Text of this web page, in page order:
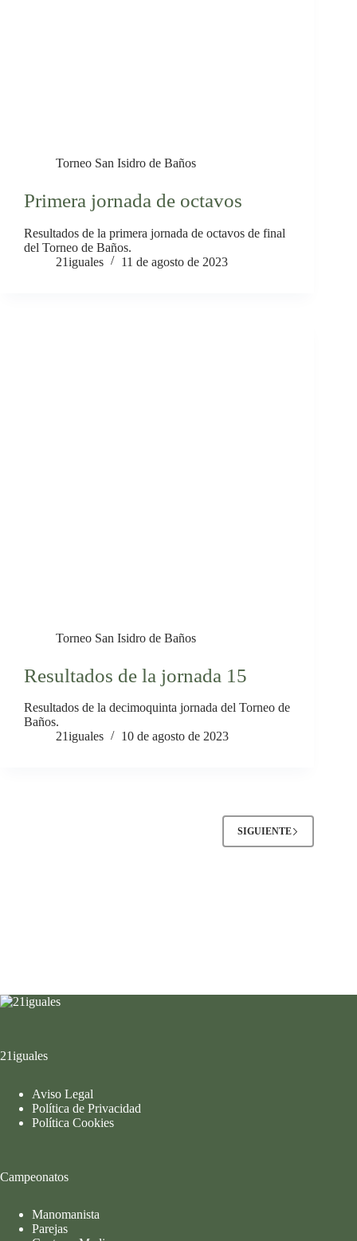
Torneo San Isidro de Baños
Primera jornada de octavos
Resultados de la primera jornada de octavos de final
del Torneo de Baños.
21iguales
11 de agosto de 2023
Torneo San Isidro de Baños
Resultados de la jornada 15
Resultados de la decimoquinta jornada del Torneo de
Baños.
21iguales
10 de agosto de 2023
SIGUIENTE
21iguales
Aviso Legal
Política de Privacidad
Política Cookies
Campeonatos
Manomanista
Parejas